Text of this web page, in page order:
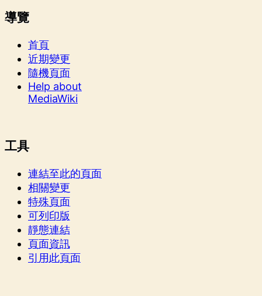
導覽
首頁
近期變更
隨機頁面
Help about
MediaWiki
工具
連結至此的頁面
相關變更
特殊頁面
可列印版
靜態連結
頁面資訊
引用此頁面